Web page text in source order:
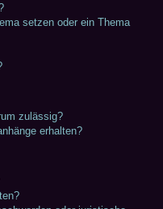
setzen oder ein Thema
zulässig?
erhalten?